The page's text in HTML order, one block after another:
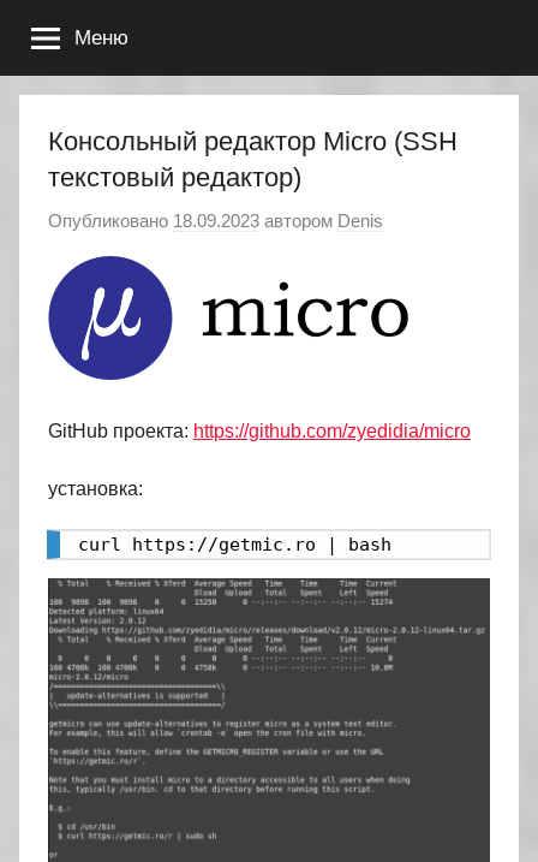
содержимому
Меню
Консольный редактор Micro (SSH
текстовый редактор)
Опубликовано 18.09.2023 автором Denis
GitHub проекта: https://github.com/zyedidia/micro
установка:
curl https://getmic.ro | bash